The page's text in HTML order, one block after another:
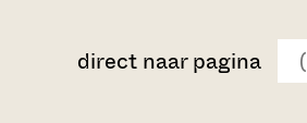
direct naar pagina